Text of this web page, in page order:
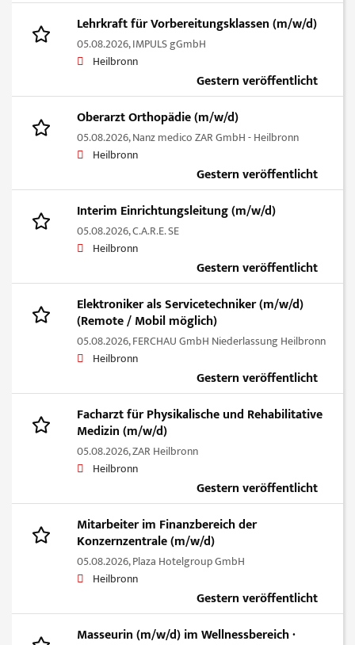
Lehrkraft für Vorbereitungsklassen (m/w/d)
05.08.2026,IMPULS gGmbH
Heilbronn
Gestern veröffentlicht
Oberarzt Orthopädie (m/w/d)
05.08.2026,Nanz medico ZAR GmbH - Heilbronn
Heilbronn
Gestern veröffentlicht
Interim Einrichtungsleitung (m/w/d)
05.08.2026,C.A.R.E. SE
Heilbronn
Gestern veröffentlicht
Elektroniker als Servicetechniker (m/w/d)
(Remote / Mobil möglich)
05.08.2026,FERCHAU GmbH Niederlassung Heilbronn
Heilbronn
Gestern veröffentlicht
Facharzt für Physikalische und Rehabilitative
Medizin (m/w/d)
05.08.2026,ZAR Heilbronn
Heilbronn
Gestern veröffentlicht
Mitarbeiter im Finanzbereich der
Konzernzentrale (m/w/d)
05.08.2026,Plaza Hotelgroup GmbH
Heilbronn
Gestern veröffentlicht
Masseurin (m/w/d) im Wellnessbereich ·